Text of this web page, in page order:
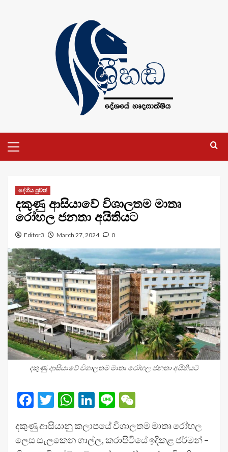
Menu
දේශීය පුවත්
දකුණු ආසියාවේ විශාලතම මාතෘ
රෝහල ජනතා අයිතියට
Editor3 March 27, 2024 0
දකුණු ආසියාවේ විශාලතම මාතෘ රෝහල ජනතා අයිතියට
Facebook
Twitter
WhatsApp
LinkedIn
Line
දකුණු ආසියානු කලාපයේ විශාලතම මාතෘ රෝහල
ලෙස සැලකෙන ගාල්ල, කරාපිටියේ ඉදිකළ ජර්මන් –